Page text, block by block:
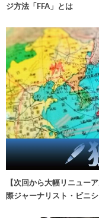
ジ方法「FFA」とは
【次回から大幅リニュー
際ジャーナリスト・ビニ